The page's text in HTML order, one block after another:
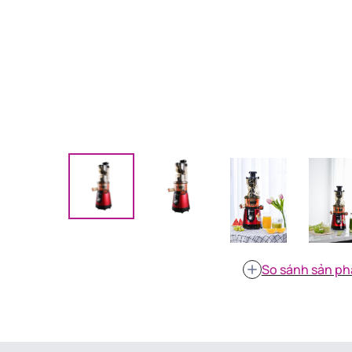
So sánh sản